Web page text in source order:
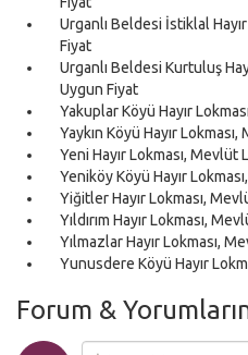
Urganlı Beldesi İstiklal
Fiyat
Urganlı Beldesi Kurtuluş
Uygun Fiyat
Yakuplar Köyü Hayır
Yaykın Köyü Hayır
Yeni Hayır Lokması, Mevlüt
Yeniköy Köyü Hayır
Yiğitler Hayır Lokması,
Yıldırım Hayır Lokması,
Yılmazlar Hayır Lokması,
Yunusdere Köyü Hayır
Forum &